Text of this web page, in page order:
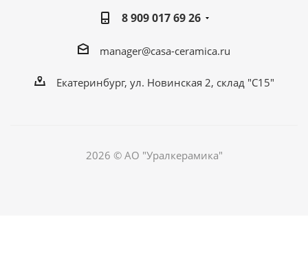
8 909 017 69 26
manager@casa-ceramica.ru
Екатеринбург, ул. Новинская 2, склад "С15"
2026 © АО "Уралкерамика"